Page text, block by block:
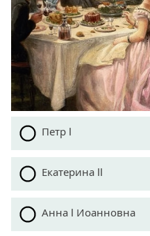
Петр I
Екатерина II
Анна I Иоанновна